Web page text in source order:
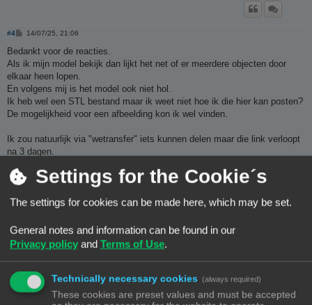
#4
B
r
c
h
14/07/25, 21:06
Bedankt voor de reacties.
Als ik mijn model bekijk dan lijkt het net of er meerdere objecten door
elkaar heen lopen.
En volgens mij is het model ook niet hol.
Ik heb wel een STL bestand maar ik weet niet hoe ik die hier kan posten?
De mogelijkheid voor een afbeelding kon ik wel vinden.
Ik zou natuurlijk via "wetransfer" iets kunnen delen maar die link verloopt
na 3 dagen.
En waar ik nog meer tegenaan loop?
Bijvoorbeeld het ophangoog kreeg ik ook niet voor elkaar.
Vriendelijke groet,
Andries.
Settings for the Cookie´s
The settings for cookies can be made here, which may be set.
General notes and information can be found in our
Privacy policy and Terms of Use.
Technically necessary cookies (always required)
These cookies are preset values and must be accepted